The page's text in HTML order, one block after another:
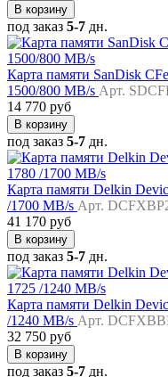
В корзину
под заказ 5-7 дн.
Карта памяти SanDisk
1500/800 MB/s Арт.
14 770 руб
В корзину
под заказ 5-7 дн.
Карта памяти Delkin
/1700 MB/s Арт.
41 170 руб
В корзину
под заказ 5-7 дн.
Карта памяти Delkin
/1240 MB/s Арт.
32 750 руб
В корзину
под заказ 5-7 дн.